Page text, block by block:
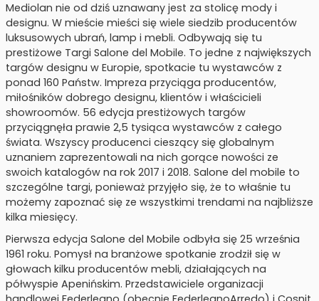
Mediolan nie od dziś uznawany jest za stolicę mody i
designu. W mieście mieści się wiele siedzib producentów
luksusowych ubrań, lamp i mebli. Odbywają się tu
prestiżowe Targi Salone del Mobile. To jedne z największych
targów designu w Europie, spotkacie tu wystawców z
ponad 160 Państw. Impreza przyciąga producentów,
miłośników dobrego designu, klientów i właścicieli
showroomów. 56 edycja prestiżowych targów
przyciągnęła prawie 2,5 tysiąca wystawców z całego
świata. Wszyscy producenci cieszący się globalnym
uznaniem zaprezentowali na nich gorące nowości ze
swoich katalogów na rok 2017 i 2018. Salone del mobile to
szczególne targi, ponieważ przyjęło się, że to właśnie tu
możemy zapoznać się ze wszystkimi trendami na najbliższe
kilka miesięcy.
Pierwsza edycja Salone del Mobile odbyła się 25 września
1961 roku. Pomysł na branżowe spotkanie zrodził się w
głowach kilku producentów mebli, działających na
półwyspie Apenińskim. Przedstawiciele organizacji